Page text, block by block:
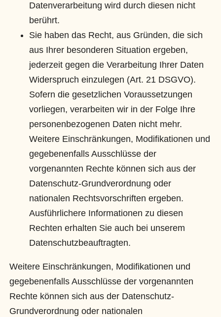
Datenverarbeitung wird durch diesen nicht
berührt.
Sie haben das Recht, aus Gründen, die sich
aus Ihrer besonderen Situation ergeben,
jederzeit gegen die Verarbeitung Ihrer Daten
Widerspruch einzulegen (Art. 21 DSGVO).
Sofern die gesetzlichen Voraussetzungen
vorliegen, verarbeiten wir in der Folge Ihre
personenbezogenen Daten nicht mehr.
Weitere Einschränkungen, Modifikationen und
gegebenenfalls Ausschlüsse der
vorgenannten Rechte können sich aus der
Datenschutz-Grundverordnung oder
nationalen Rechtsvorschriften ergeben.
Ausführlichere Informationen zu diesen
Rechten erhalten Sie auch bei unserem
Datenschutzbeauftragten.
Weitere Einschränkungen, Modifikationen und
gegebenenfalls Ausschlüsse der vorgenannten
Rechte können sich aus der Datenschutz-
Grundverordnung oder nationalen